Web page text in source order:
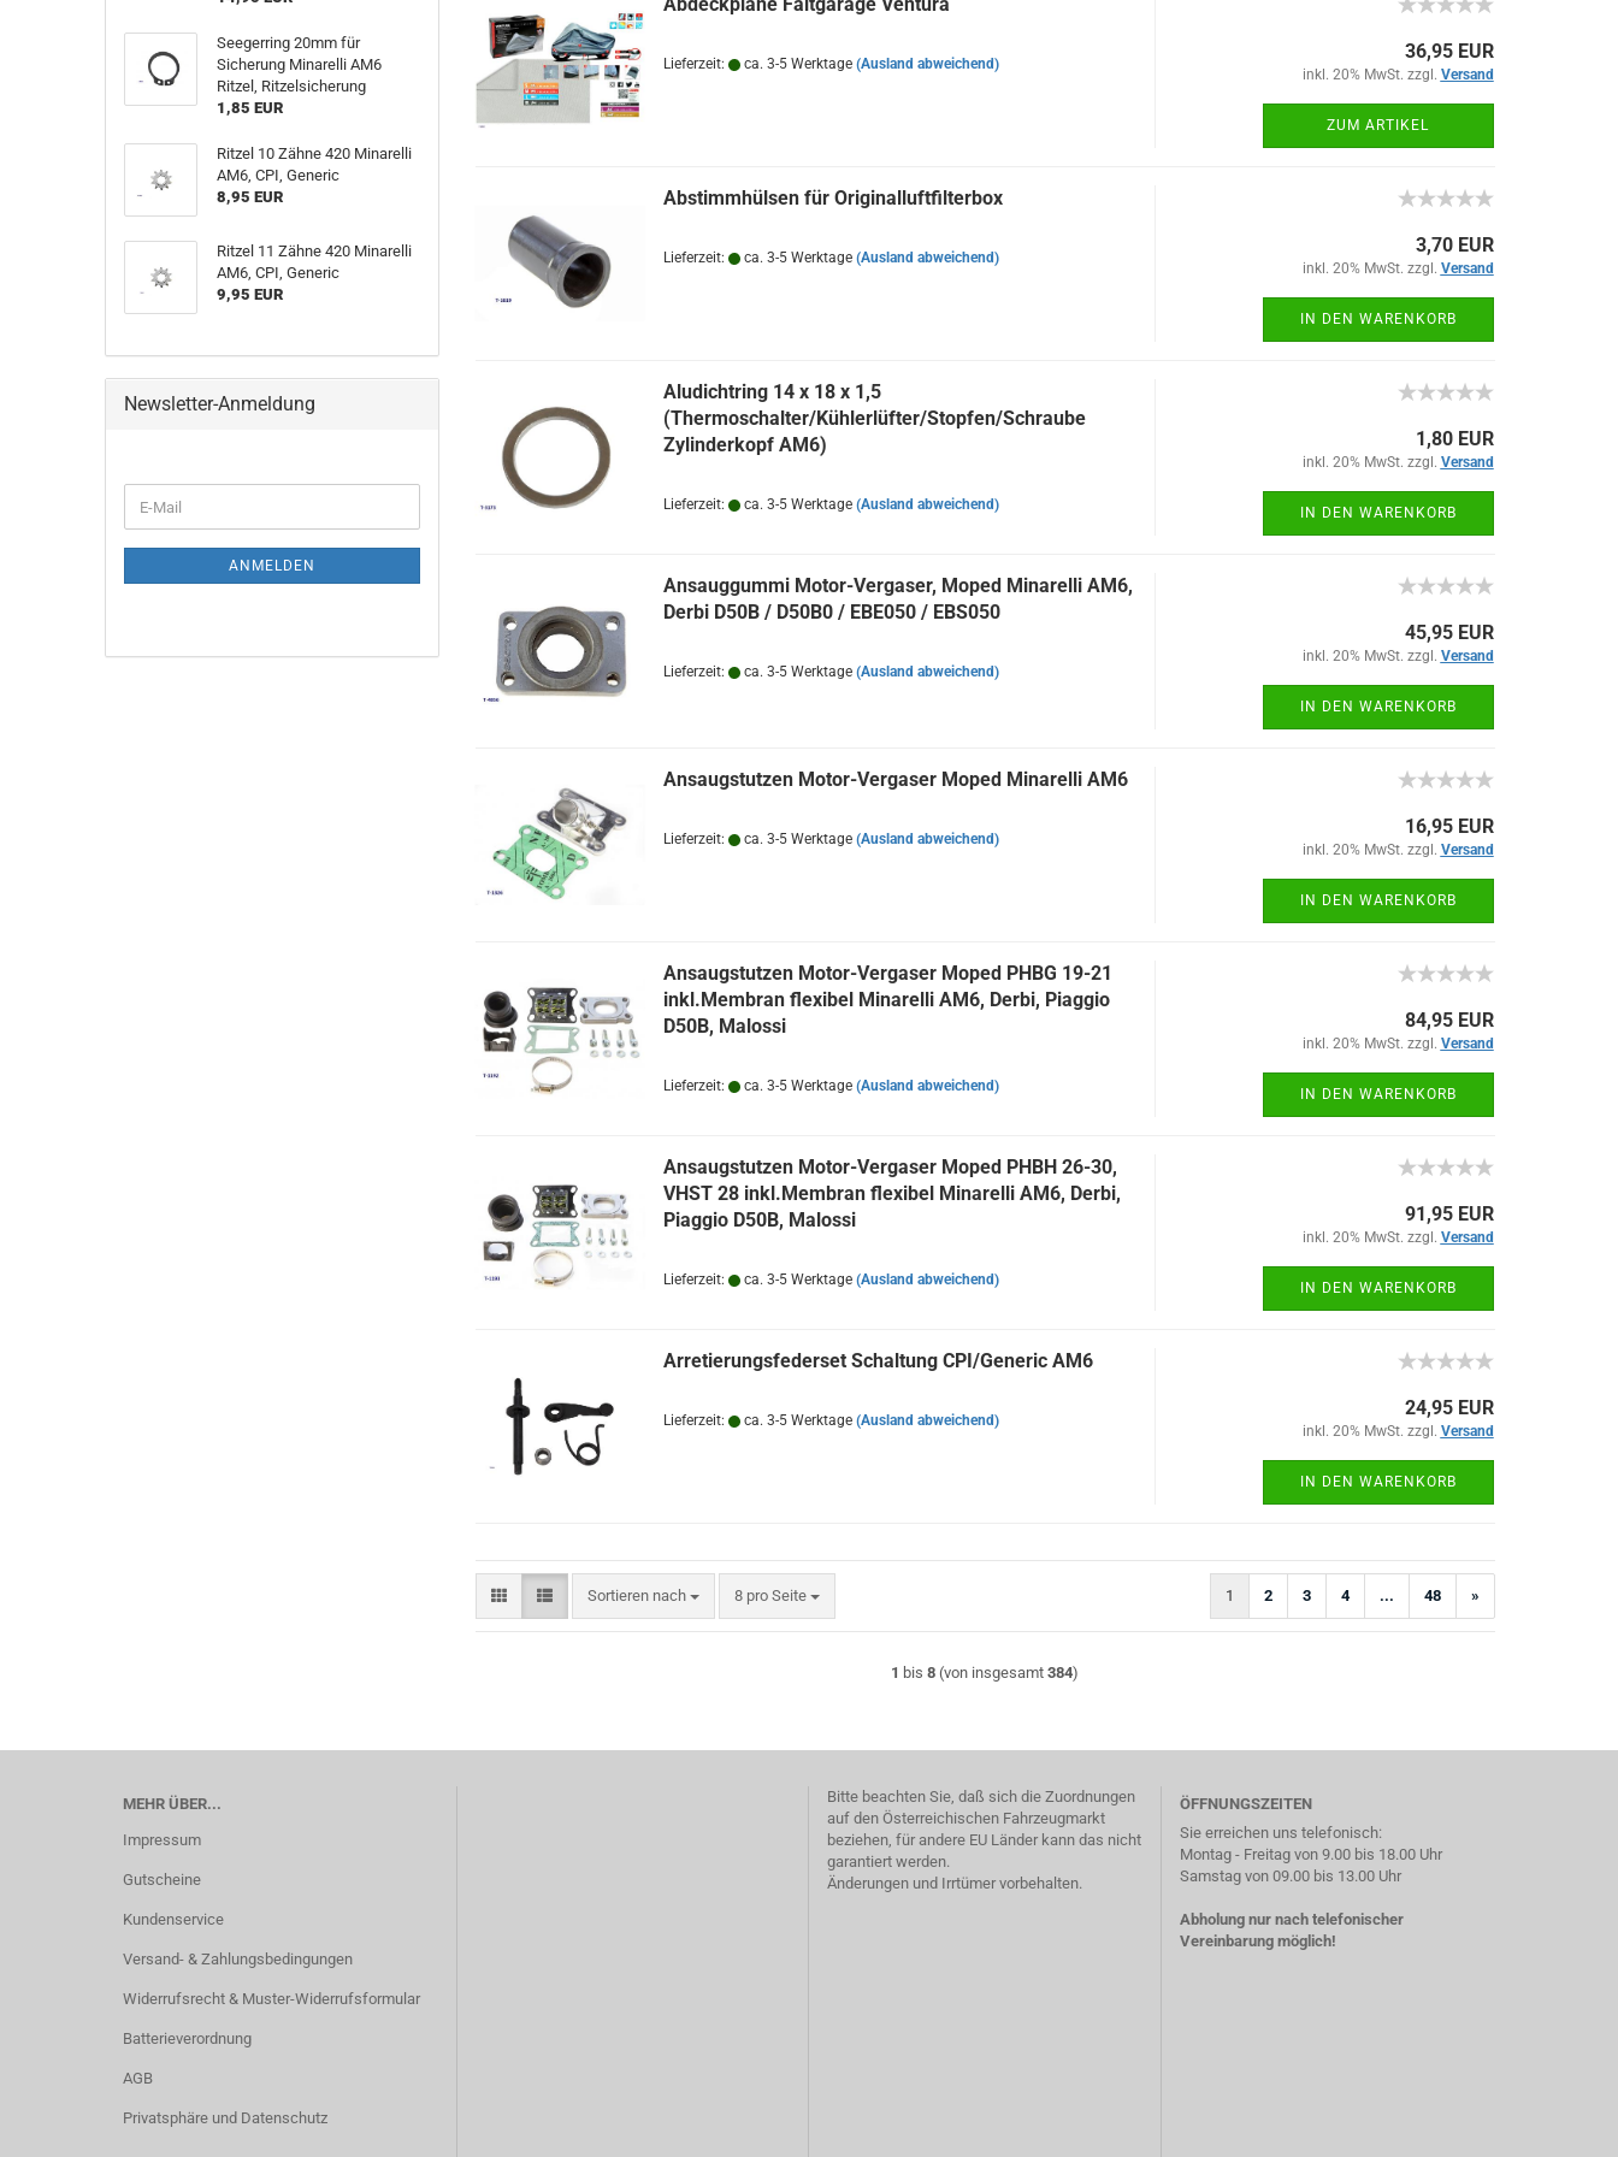
Lieferzeit: ca. 3-5 Werktage (Ausland abweichend)
36,95 EUR
inkl. 20% MwSt. zzgl. Versand
ZUM ARTIKEL
Abstimmhülsen für Originalluftfilterbox
Lieferzeit: ca. 3-5 Werktage (Ausland abweichend)
3,70 EUR
inkl. 20% MwSt. zzgl. Versand
IN DEN WARENKORB
Aludichtring 14 x 18 x 1,5
(Thermoschalter/Kühlerlüfter/Stopfen/Schraube
Zylinderkopf AM6)
Lieferzeit: ca. 3-5 Werktage (Ausland abweichend)
1,80 EUR
inkl. 20% MwSt. zzgl. Versand
IN DEN WARENKORB
Ansauggummi Motor-Vergaser, Moped Minarelli AM6,
Derbi D50B / D50B0 / EBE050 / EBS050
Lieferzeit: ca. 3-5 Werktage (Ausland abweichend)
45,95 EUR
inkl. 20% MwSt. zzgl. Versand
IN DEN WARENKORB
Ansaugstutzen Motor-Vergaser Moped Minarelli AM6
Lieferzeit: ca. 3-5 Werktage (Ausland abweichend)
16,95 EUR
inkl. 20% MwSt. zzgl. Versand
IN DEN WARENKORB
Ansaugstutzen Motor-Vergaser Moped PHBG 19-21
inkl.Membran flexibel Minarelli AM6, Derbi, Piaggio
D50B, Malossi
Lieferzeit: ca. 3-5 Werktage (Ausland abweichend)
84,95 EUR
inkl. 20% MwSt. zzgl. Versand
IN DEN WARENKORB
Ansaugstutzen Motor-Vergaser Moped PHBH 26-30,
VHST 28 inkl.Membran flexibel Minarelli AM6, Derbi,
Piaggio D50B, Malossi
Lieferzeit: ca. 3-5 Werktage (Ausland abweichend)
91,95 EUR
inkl. 20% MwSt. zzgl. Versand
IN DEN WARENKORB
Arretierungsfederset Schaltung CPI/Generic AM6
Lieferzeit: ca. 3-5 Werktage (Ausland abweichend)
24,95 EUR
inkl. 20% MwSt. zzgl. Versand
IN DEN WARENKORB
Sortieren nach
Sortieren nach 8 pro Seite
pro Seite 1 2 3 4 ... 48 »
1 bis8 (von insgesamt384)
Seegerring 20mm für
Sicherung Minarelli AM6
Ritzel, Ritzelsicherung
1,85 EUR
Ritzel 10 Zähne 420 Minarelli
AM6, CPI, Generic
8,95 EUR
Ritzel 11 Zähne 420 Minarelli
AM6, CPI, Generic
9,95 EUR
Newsletter-Anmeldung
E-
Mail
ANMELDEN
MEHR ÜBER...
Impressum
Gutscheine
Kundenservice
Versand- & Zahlungsbedingungen
Widerrufsrecht & Muster-Widerrufsformular
Batterieverordnung
AGB
Privatsphäre und Datenschutz
Bitte beachten Sie, daß sich die Zuordnungen
auf den Österreichischen Fahrzeugmarkt
beziehen, für andere EU Länder kann das nicht
garantiert werden.
Änderungen und Irrtümer vorbehalten.
ÖFFNUNGSZEITEN
Sie erreichen uns telefonisch:
Montag - Freitag von 9.00 bis 18.00 Uhr
Samstag von 09.00 bis 13.00 Uhr
Abholung nur nach telefonischer
Vereinbarung möglich!